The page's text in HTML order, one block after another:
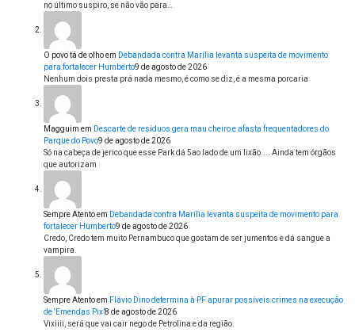
no último suspiro, se não vão para…
O povo tá de olhoem Debandada contra Marília levanta suspeita de movimento
para fortalecer Humberto9 de agosto de 2026
Nenhum dois presta prá nada mesmo, é como se diz, é a mesma porcaria
Magguim em Descarte de resíduos gera mau cheiro e afasta frequentadores do
Parque do Povo9 de agosto de 2026
Só na cabeça de jerico que esse Park dá 5ao lado de um lixão.... Ainda tem órgãos
que autorizam
Sempre Atentoem Debandada contra Marília levanta suspeita de movimento para
fortalecer Humberto9 de agosto de 2026
Credo, Credo tem muito Pernambuco que gostam de ser jumentos e dá sangue a
vampira.
Sempre Atentoem Flávio Dino determina à PF apurar possíveis crimes na execução
de ‘Emendas Pix’8 de agosto de 2026
Vixiiii, será que vai cair nego de Petrolina e da região.